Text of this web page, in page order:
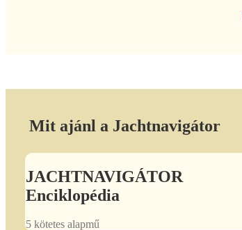
Mit ajánl a Jachtnavigátor
JACHTNAVIGÁTOR
Enciklopédia
5 kötetes alapmű